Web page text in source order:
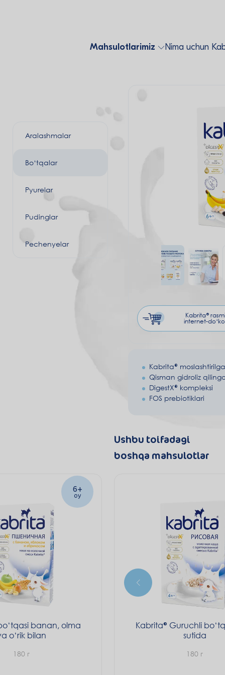
Mahsulotlarimiz Nima uchun
Aralashmalar
Bo‘tqalar
Pyurelar
Pudinglar
Pechenyelar
Kabrita®
internet-
Kabrita®
Qisman gidroliz
DigestX® kompleksi
FOS prebiotiklari
Ushbu toifadagi
boshqa mahsulotlar
6+
oy
banan, olma
o‘rik bilan
180 г
Kabrita
Guruchli
sutida
180 г